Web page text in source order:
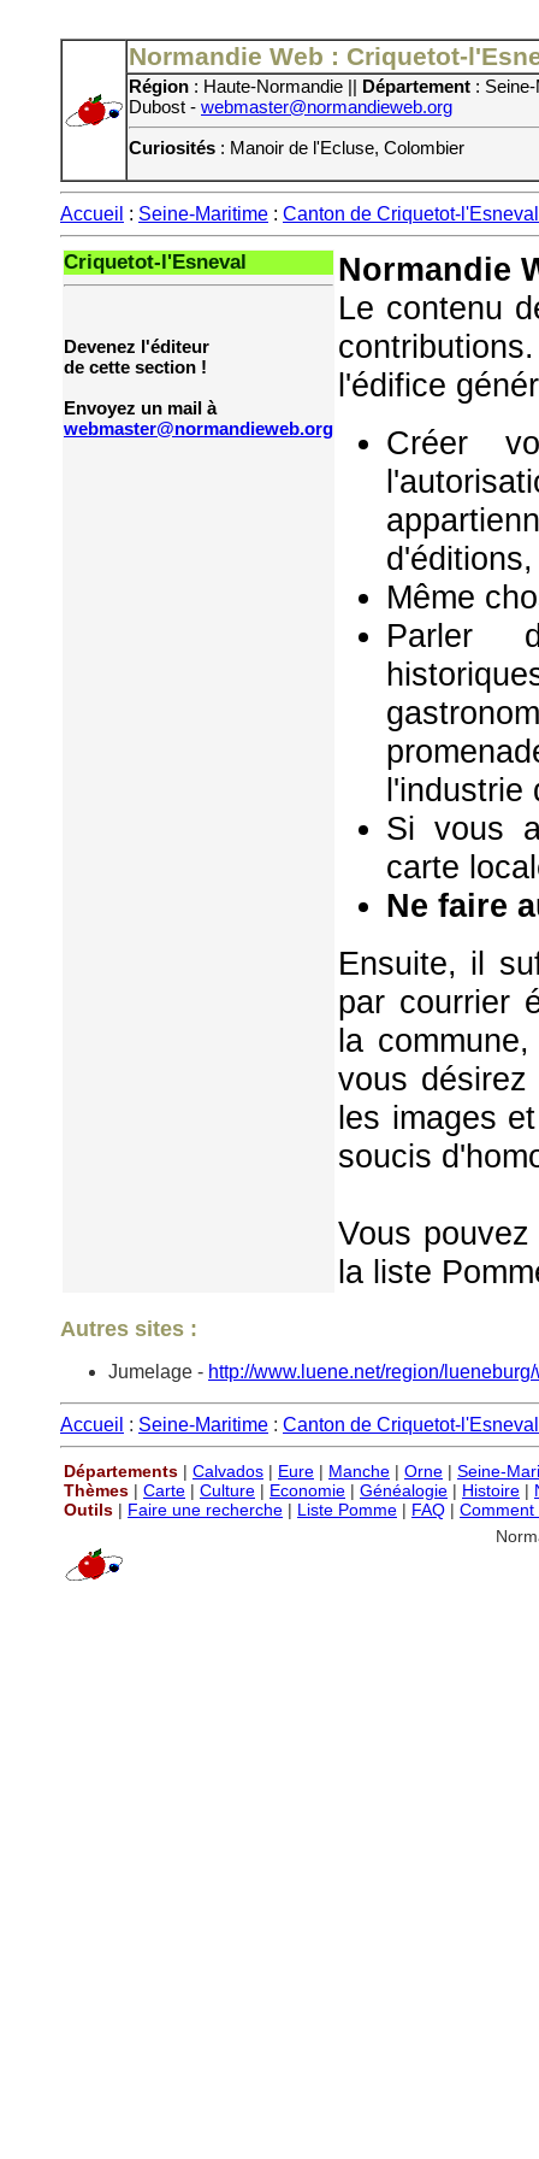
Normandie Web : Criquetot-
Région : Haute-Normandie || Département :
Dubost - webmaster@normandieweb.org
Curiosités : Manoir de l'Ecluse, Colombier
Accueil : Seine-Maritime : Canton de Criquetot-l'Esneval
Criquetot-l'Esneval
Devenez l'éditeur
de cette section !
Envoyez un mail à
webmaster@normandieweb.org
Normandie
Le contenu
l'édifice
Créer
Même
Parler
l'industrie
Si vous
carte
Ne faire
Ensuite, il
par courrier
la
vous
les images
soucis
Vous
la liste
Autres sites :
Jumelage - http://www.luene.net/region/
Accueil : Seine-Maritime : Canton de Criquetot-l'Esneval
Départements | Calvados | Eure | Manche | Orne | Seine-
Thèmes | Carte | Culture | Economie | Généalogie | Histoire |
Outils | Faire une recherche | Liste Pomme | FAQ | Comment